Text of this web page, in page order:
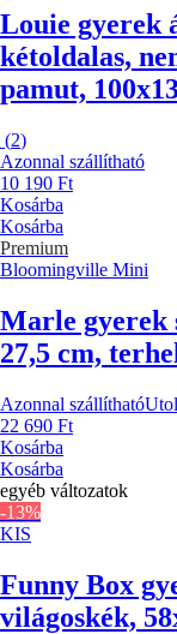
Louie gyerek
kétoldalas,
pamut,
(2)
Azonnal szállítható
10 190 Ft
Kosárba
Kosárba
Premium
Bloomingville Mini
Marle gyerek
27,5 cm,
Azonnal szállítható
22 690 Ft
Kosárba
Kosárba
egyéb változatok
-13%
KIS
Funny Box
világoskék,